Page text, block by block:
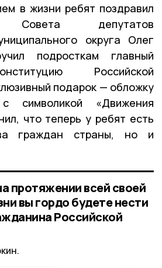
в жизни ребят поздравил
Совета депутатов
округа Олег
подросткам главный
Российской
подарок — обложку
символикой «Движения
что теперь у ребят есть
граждан страны, но и
протяжении всей своей
вы гордо будете нести
Российской